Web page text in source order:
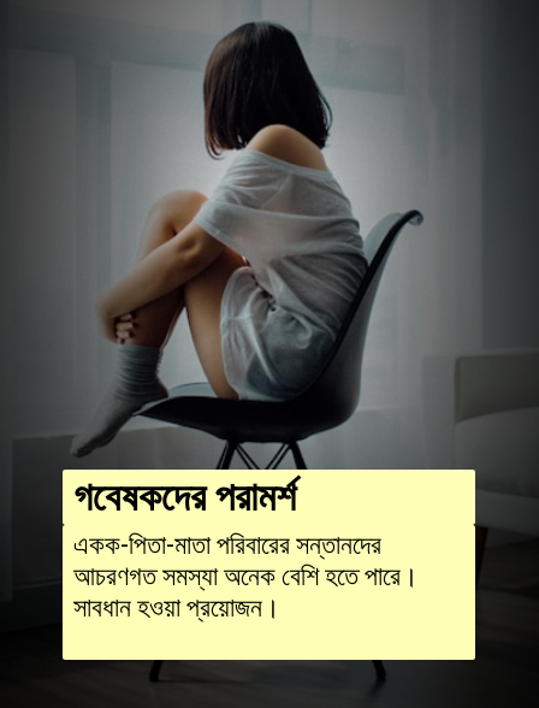
গবেষকদের পরামর্শ
একক-পিতা-মাতা পরিবারের সন্তানদের
আচরণগত সমস্যা অনেক বেশি হতে পারে।
সাবধান হওয়া প্রয়োজন।